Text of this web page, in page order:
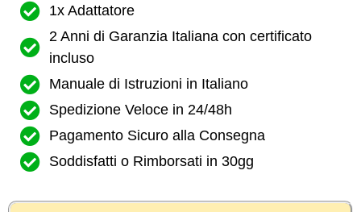
1x Adattatore
2 Anni di Garanzia Italiana con certificato
incluso
Manuale di Istruzioni in Italiano
Spedizione Veloce in 24/48h
Pagamento Sicuro alla Consegna
Soddisfatti o Rimborsati in 30gg